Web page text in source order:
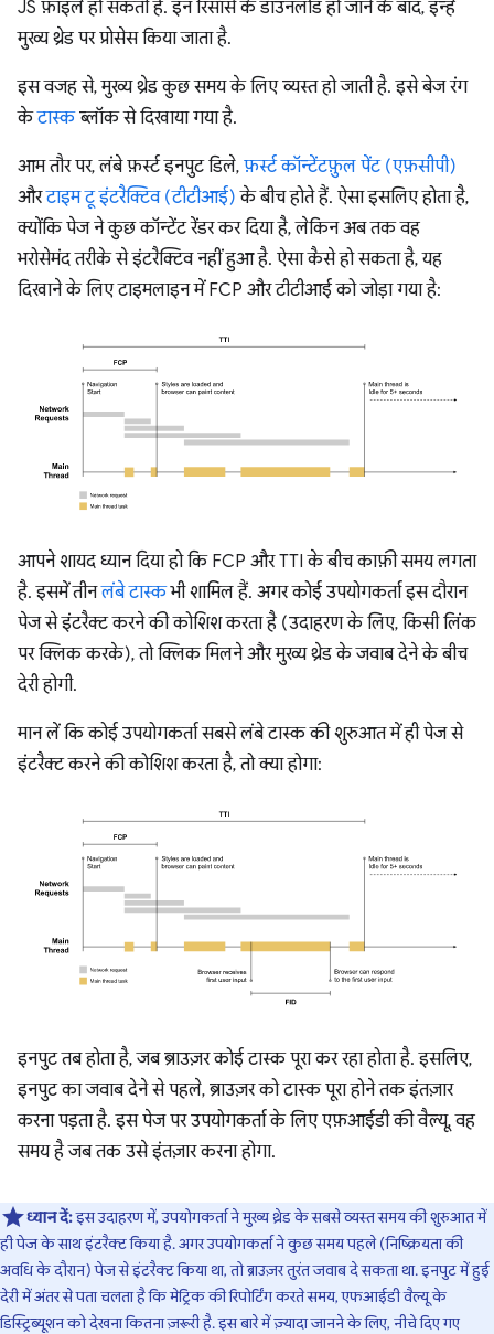
JS फ़ाइलें हो सकती हैं. इन रिसॉर्स के डाउनलोड हो जाने के बाद, इन्हें
मुख्य थ्रेड पर प्रोसेस किया जाता है.
इस वजह से, मुख्य थ्रेड कुछ समय के लिए व्यस्त हो जाती है. इसे बेज रंग
केटास्कब्लॉक से दिखाया गया है.
आम तौर पर, लंबे फ़र्स्ट इनपुट डिले, फ़र्स्ट कॉन्टेंटफ़ुल पेंट (एफ़सीपी)
औरटाइम टू इंटरैक्टिव (टीटीआई) के बीच होते हैं. ऐसा इसलिए होता है,
क्योंकि पेज ने कुछ कॉन्टेंट रेंडर कर दिया है, लेकिन अब तक वह
भरोसेमंद तरीके से इंटरैक्टिव नहीं हुआ है. ऐसा कैसे हो सकता है, यह
दिखाने के लिए टाइमलाइन में FCP और टीटीआई को जोड़ा गया है:
आपने शायद ध्यान दिया हो कि FCP और TTI के बीच काफ़ी समय लगता
है. इसमें तीनलंबे टास्कभी शामिल हैं. अगर कोई उपयोगकर्ता इस दौरान
पेज से इंटरैक्ट करने की कोशिश करता है (उदाहरण के लिए, किसी लिंक
पर क्लिक करके), तो क्लिक मिलने और मुख्य थ्रेड के जवाब देने के बीच
देरी होगी.
मान लें कि कोई उपयोगकर्ता सबसे लंबे टास्क की शुरुआत में ही पेज से
इंटरैक्ट करने की कोशिश करता है, तो क्या होगा:
इनपुट तब होता है, जब ब्राउज़र कोई टास्क पूरा कर रहा होता है. इसलिए,
इनपुट का जवाब देने से पहले, ब्राउज़र को टास्क पूरा होने तक इंतज़ार
करना पड़ता है. इस पेज पर उपयोगकर्ता के लिए एफ़आईडी की वैल्यू, वह
समय है जब तक उसे इंतज़ार करना होगा.
ध्यान दें:इस उदाहरण में, उपयोगकर्ता ने मुख्य थ्रेड के सबसे व्यस्त समय की शुरुआत में
ही पेज के साथ इंटरैक्ट किया है. अगर उपयोगकर्ता ने कुछ समय पहले (निष्क्रियता की
अवधि के दौरान) पेज से इंटरैक्ट किया था, तो ब्राउज़र तुरंत जवाब दे सकता था. इनपुट में हुई
देरी में अंतर से पता चलता है कि मेट्रिक की रिपोर्टिंग करते समय, एफआईडी वैल्यू के
डिस्ट्रिब्यूशन को देखना कितना ज़रूरी है. इस बारे में ज़्यादा जानने के लिए, नीचे दिए गए